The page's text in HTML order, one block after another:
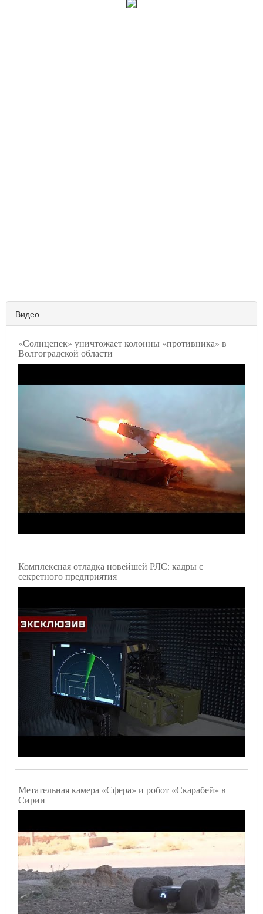
Видео
«Солнцепек» уничтожает колонны «противника» в
Волгоградской области
Комплексная отладка новейшей РЛС: кадры с
секретного предприятия
Метательная камера «Сфера» и робот «Скарабей» в
Сирии